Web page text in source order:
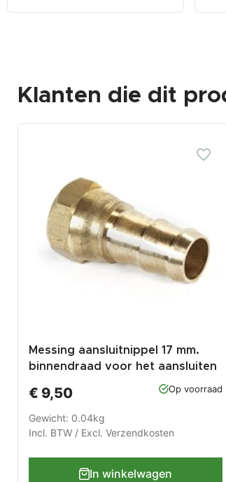
Klanten die dit
Messing aansluitnippel 17 mm.
binnendraad voor het aansluiten
van luchtslang op straalpistool
0014
€ 9,50 Op voorraad
Gewicht: 0.04kg
Incl. BTW / Excl. Verzendkosten
In winkelwagen